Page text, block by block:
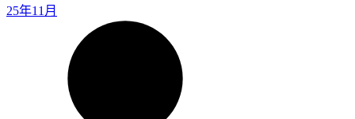
25年11月